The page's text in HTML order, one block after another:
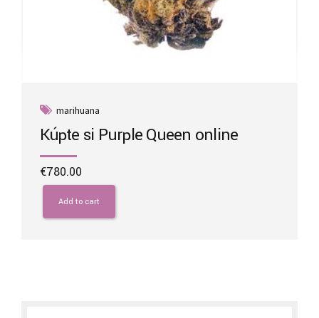
marihuana
Kúpte si Purple Queen online
€780.00
Add to cart